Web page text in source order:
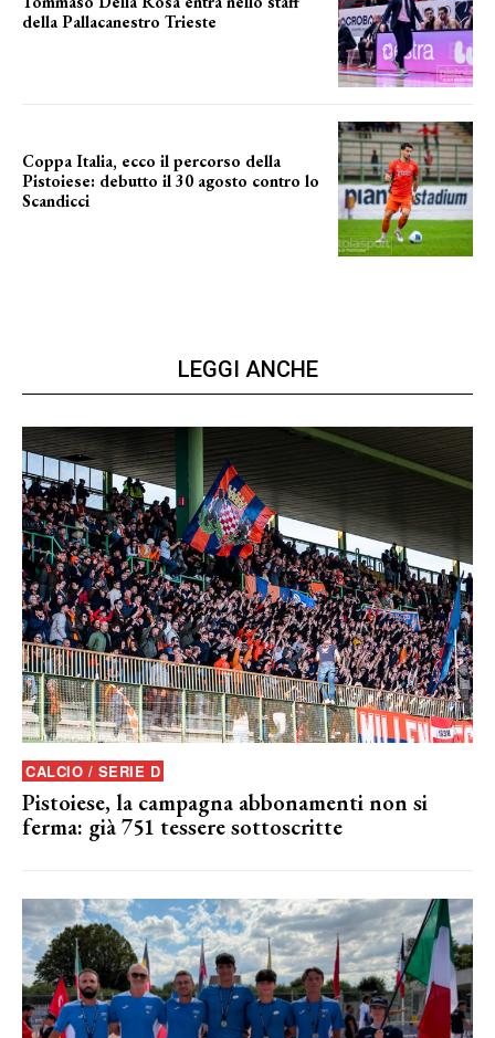
della Pallacanestro Trieste
Coppa Italia, ecco il percorso della
Pistoiese: debutto il 30 agosto contro lo
Scandicci
LEGGI ANCHE
CALCIO / SERIE D
Pistoiese, la campagna abbonamenti non si
ferma: già 751 tessere sottoscritte